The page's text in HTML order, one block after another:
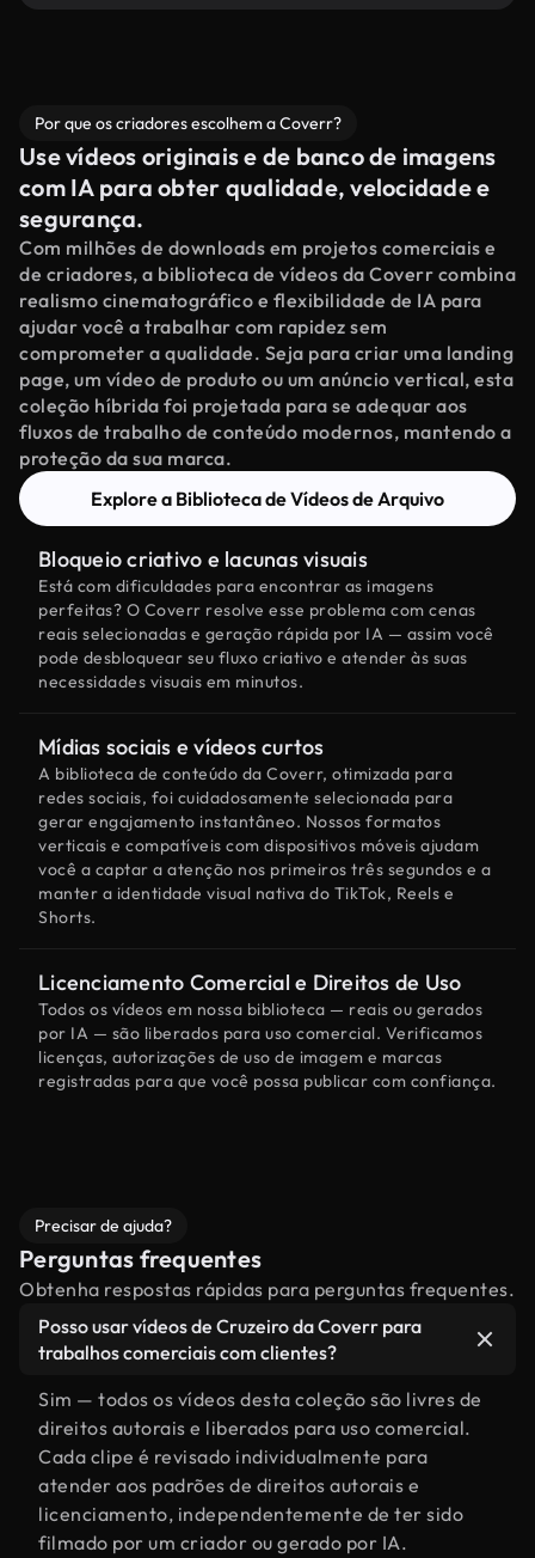
Por que os criadores escolhem a Coverr?
Use vídeos originais e de banco de imagens
com IA para obter qualidade, velocidade e
segurança.
Com milhões de downloads em projetos comerciais e
de criadores, a biblioteca de vídeos da Coverr combina
realismo cinematográfico e flexibilidade de IA para
ajudar você a trabalhar com rapidez sem
comprometer a qualidade. Seja para criar uma landing
page, um vídeo de produto ou um anúncio vertical, esta
coleção híbrida foi projetada para se adequar aos
fluxos de trabalho de conteúdo modernos, mantendo a
proteção da sua marca.
Explore a Biblioteca de Vídeos de Arquivo
Bloqueio criativo e lacunas visuais
Está com dificuldades para encontrar as imagens
perfeitas? O Coverr resolve esse problema com cenas
reais selecionadas e geração rápida por IA — assim você
pode desbloquear seu fluxo criativo e atender às suas
necessidades visuais em minutos.
Mídias sociais e vídeos curtos
A biblioteca de conteúdo da Coverr, otimizada para
redes sociais, foi cuidadosamente selecionada para
gerar engajamento instantâneo. Nossos formatos
verticais e compatíveis com dispositivos móveis ajudam
você a captar a atenção nos primeiros três segundos e a
manter a identidade visual nativa do TikTok, Reels e
Shorts.
Licenciamento Comercial e Direitos de Uso
Todos os vídeos em nossa biblioteca — reais ou gerados
por IA — são liberados para uso comercial. Verificamos
licenças, autorizações de uso de imagem e marcas
registradas para que você possa publicar com confiança.
Precisar de ajuda?
Perguntas frequentes
Obtenha respostas rápidas para perguntas frequentes.
Posso usar vídeos de Cruzeiro da Coverr para
trabalhos comerciais com clientes?
Sim — todos os vídeos desta coleção são livres de
direitos autorais e liberados para uso comercial.
Cada clipe é revisado individualmente para
atender aos padrões de direitos autorais e
licenciamento, independentemente de ter sido
filmado por um criador ou gerado por IA.